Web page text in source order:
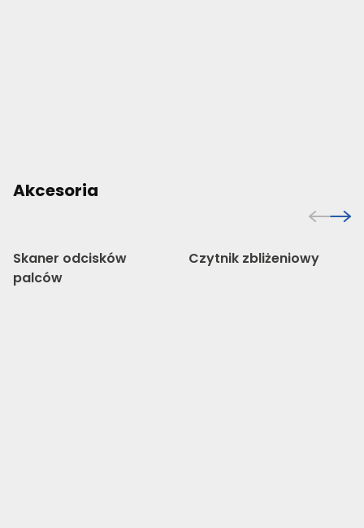
Akcesoria
Skaner odcisków
palców
Czytnik zbliżeniowy